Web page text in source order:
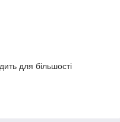
для більшості